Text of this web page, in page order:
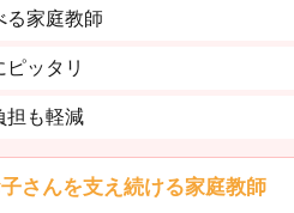
る家庭教師
ッタリ
担も軽減
さんを支え続ける家庭教師